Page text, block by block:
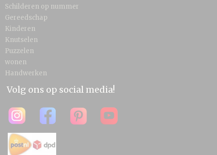
Schilderen op nummer
Gereedschap
Kinderen
Knutselen
Puzzelen
wonen
Handwerken
Volg ons op social media!